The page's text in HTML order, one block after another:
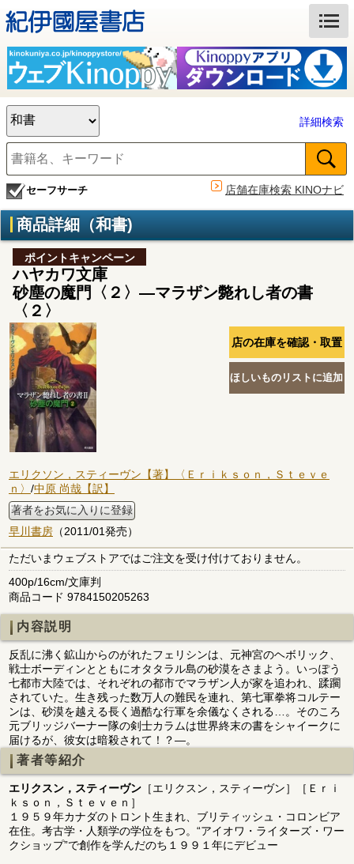
詳細検索
セーフサーチ 店舗在庫検索 KINOナビ
商品詳細（和書)
ポイントキャンペーン
ハヤカワ文庫
砂塵の魔門〈２〉―マラザン斃れし者の書
〈２〉
エリクソン，スティーヴン【著】〈Ｅｒｉｋｓｏｎ，Ｓｔｅｖｅ
ｎ〉 /中原 尚哉【訳】
著者をお気に入りに登録
早川書房 （2011/01発売）
ただいまウェブストアではご注文を受け付けておりません。
400p/16cm/文庫判
商品コード 9784150205263
内容説明
反乱に沸く鉱山からのがれたフェリシンは、元神宮のヘボリック、
戦士ボーディンとともにオタタラル島の砂漠をさまよう。いっぽう
七都市大陸では、それぞれの都市でマラザン人が家を追われ、蹂躙
されていた。生き残った数万人の難民を連れ、第七軍拳将コルテー
ンは、砂漠を越える長く過酷な行軍を余儀なくされる…。そのころ
元ブリッジバーナー隊の剣士カラムは世界終末の書をシャイークに
届けるが、彼女は暗殺されて！？―。
著者等紹介
エリクスン，スティーヴン ［エリクスン，スティーヴン］［Ｅｒｉ
ｋｓｏｎ，Ｓｔｅｖｅｎ］
１９５９年カナダのトロント生まれ、ブリティッシュ・コロンビア
在住。考古学・人類学の学位をもつ。“アイオワ・ライターズ・ワー
クショップ”で創作を学んだのち１９９１年にデビュー